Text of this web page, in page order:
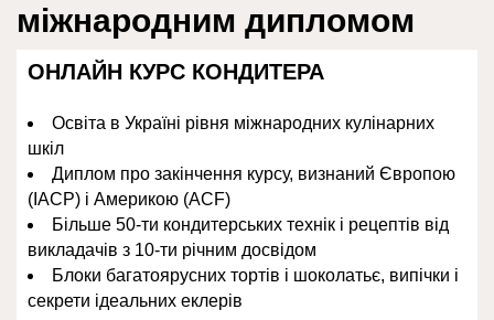
міжнародним дипломом
ОНЛАЙН КУРС КОНДИТЕРА
Освіта в Україні рівня міжнародних кулінарних
шкіл
Диплом про закінчення курсу, визнаний Європою
(IACP) і Америкою (ACF)
Більше 50-ти кондитерських технік і рецептів від
викладачів з 10-ти річним досвідом
Блоки багатоярусних тортів і шоколатьє, випічки і
секрети ідеальних еклерів